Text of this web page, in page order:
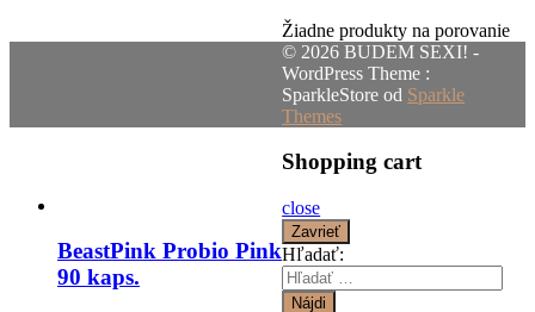
BeastPink Probio Pink
90 kaps.
Žiadne produkty na porovanie
© 2026 BUDEM SEXI! -
WordPress Theme :
SparkleStore od Sparkle
Themes
Shopping cart
close
Zavrieť
Hľadať: